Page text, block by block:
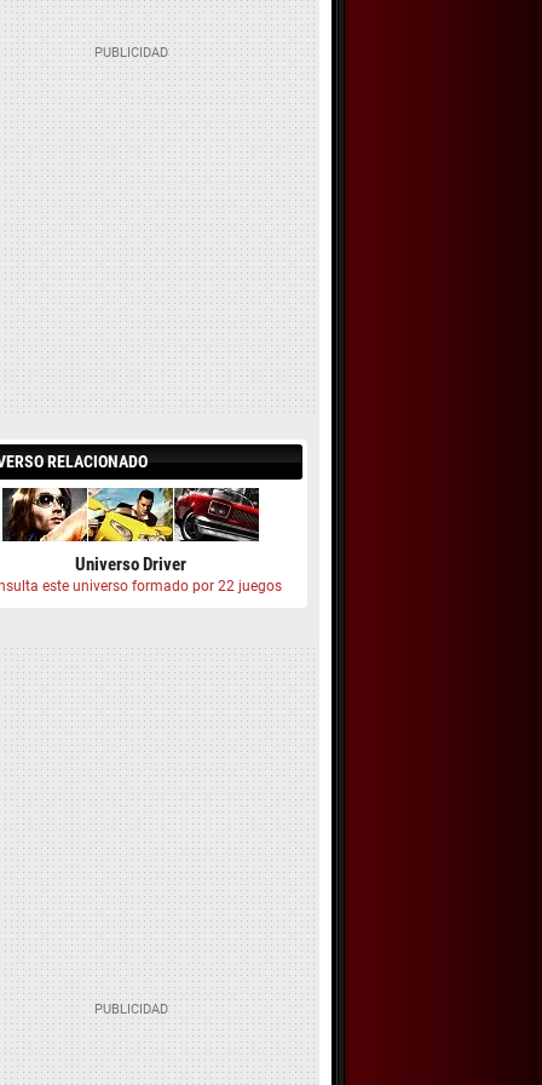
RELACIONADO
Universo Driver
este universo formado por 22 juegos